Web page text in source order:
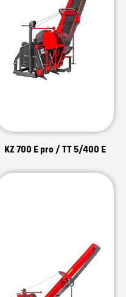
KZ 700 E pro / TT 5/400 E